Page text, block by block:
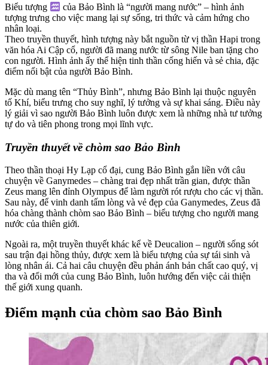
Biểu tượng
của Bảo Bình là “người mang nước” – hình ảnh
tượng trưng cho việc mang lại sự sống, tri thức và cảm hứng cho
nhân loại.
Theo truyền thuyết, hình tượng này bắt nguồn từ vị thần Hapi trong
văn hóa Ai Cập cổ, người đã mang nước từ sông Nile ban tặng cho
con người. Hình ảnh ấy thể hiện tinh thần cống hiến và sẻ chia, đặc
điểm nổi bật của người Bảo Bình.
Mặc dù mang tên “Thủy Bình”, nhưng Bảo Bình lại thuộc nguyên
tố Khí, biểu trưng cho suy nghĩ, lý tưởng và sự khai sáng. Điều này
lý giải vì sao người Bảo Bình luôn được xem là những nhà tư tưởng
tự do và tiên phong trong mọi lĩnh vực.
Truyền thuyết về chòm sao Bảo Bình
Theo thần thoại Hy Lạp cổ đại, cung Bảo Bình gắn liền với câu
chuyện về Ganymedes – chàng trai đẹp nhất trần gian, được thần
Zeus mang lên đỉnh Olympus để làm người rót rượu cho các vị thần.
Sau này, để vinh danh tấm lòng và vẻ đẹp của Ganymedes, Zeus đã
hóa chàng thành chòm sao Bảo Bình – biểu tượng cho người mang
nước của thiên giới.
Ngoài ra, một truyền thuyết khác kể về Deucalion – người sống sót
sau trận đại hồng thủy, được xem là biểu tượng của sự tái sinh và
lòng nhân ái. Cả hai câu chuyện đều phản ánh bản chất cao quý, vị
tha và đổi mới của cung Bảo Bình, luôn hướng đến việc cải thiện
thế giới xung quanh.
Điểm mạnh của chòm sao Bảo Bình